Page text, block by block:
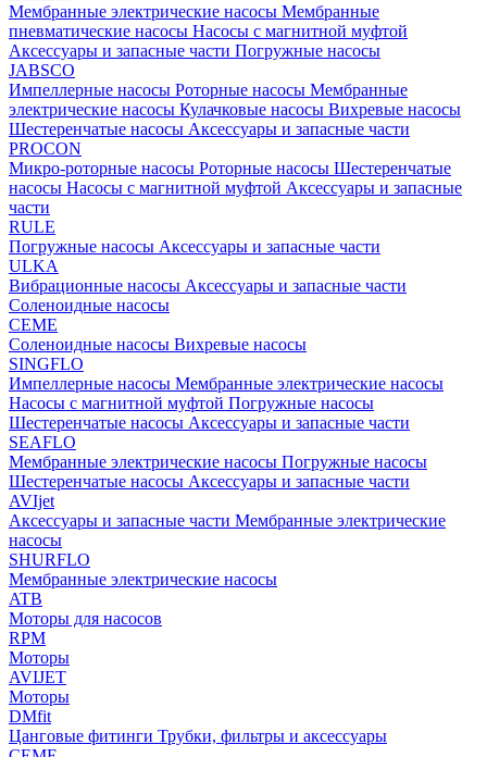
Мембранные электрические насосы Мембранные
пневматические насосы Насосы с магнитной муфтой
Аксессуары и запасные части Погружные насосы
JABSCO
Импеллерные насосы Роторные насосы Мембранные
электрические насосы Кулачковые насосы Вихревые насосы
Шестеренчатые насосы Аксессуары и запасные части
PROCON
Микро-роторные насосы Роторные насосы Шестеренчатые
насосы Насосы с магнитной муфтой Аксессуары и запасные
части
RULE
Погружные насосы Аксессуары и запасные части
ULKA
Вибрационные насосы Аксессуары и запасные части
Соленоидные насосы
CEME
Соленоидные насосы Вихревые насосы
SINGFLO
Импеллерные насосы Мембранные электрические насосы
Насосы с магнитной муфтой Погружные насосы
Шестеренчатые насосы Аксессуары и запасные части
SEAFLO
Мембранные электрические насосы Погружные насосы
Шестеренчатые насосы Аксессуары и запасные части
AVIjet
Аксессуары и запасные части Мембранные электрические
насосы
SHURFLO
Мембранные электрические насосы
ATB
Моторы для насосов
RPM
Моторы
AVIJET
Моторы
DMfit
Цанговые фитинги Трубки, фильтры и аксессуары